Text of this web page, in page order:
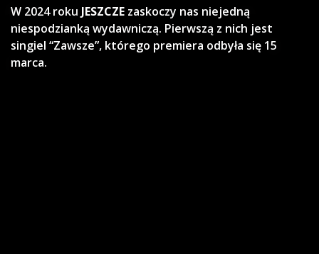
W 2024 roku JESZCZE zaskoczy nas niejedną
niespodzianką wydawniczą. Pierwszą z nich jest
singiel “Zawsze”, którego premiera odbyła się 15
marca.